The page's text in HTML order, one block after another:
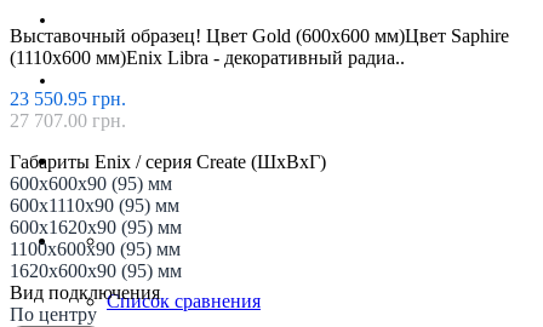
Список сравнения
Выставочный образец! Цвет Gold (600х600 мм)Цвет Saphire
(1110x600 мм)Enix Libra - декоративный радиа..
23 550.95 грн.
27 707.00 грн.
Габариты Enix / серия Create (ШхВхГ)
600х600х90 (95) мм
600х1110х90 (95) мм
600х1620х90 (95) мм
1100х600х90 (95) мм
1620х600х90 (95) мм
Вид подключения
По центру